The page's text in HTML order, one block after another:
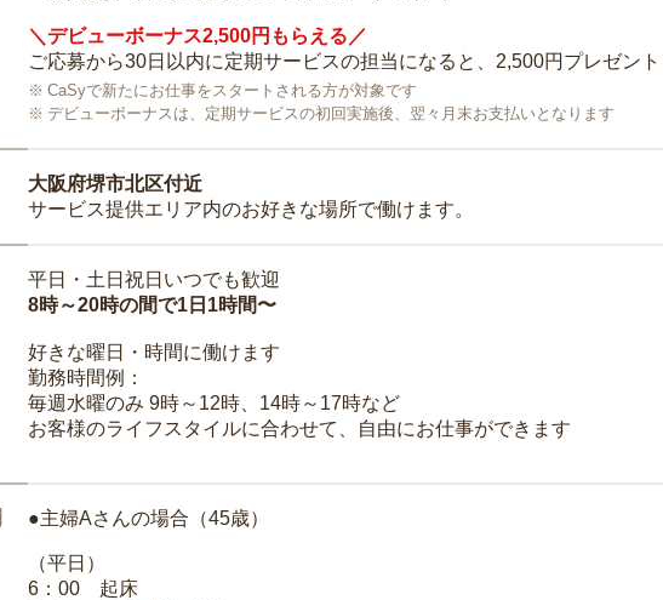
＼デビューボーナス2,500円もらえる／
ご応募から30日以内に定期サービスの担当になると、2,500円プレゼント
CaSyで新たにお仕事をスタートされる方が対象です
デビューボーナスは、定期サービスの初回実施後、翌々月末お支払いとなります
大阪府堺市北区付近
サービス提供エリア内のお好きな場所で働けます。
平日・土日祝日いつでも歓迎
8時～20時の間で1日1時間〜
好きな曜日・時間に働けます
勤務時間例：
毎週水曜のみ 9時～12時、14時～17時など
お客様のライフスタイルに合わせて、自由にお仕事ができます
●主婦Aさんの場合（45歳）
（平日）
6：00 起床